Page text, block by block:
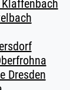
Klaffenbach
Dresden